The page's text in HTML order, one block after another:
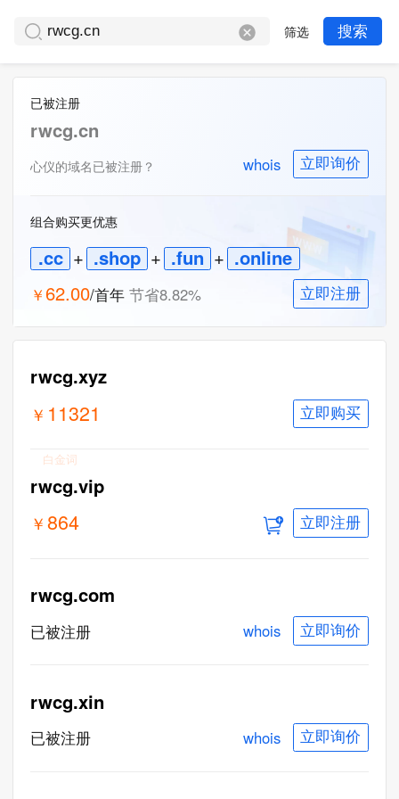
筛选 搜索
已被注册
rwcg.cn
心仪的域名已被注册？ whois 立即询价
组合购买更优惠
.cc + .shop + .fun + .online
￥62.00/首年 节省8.82% 立即注册
rwcg.xyz
￥ 11321 立即购买
白金词
rwcg.vip
￥ 864 立即注册
rwcg.com
已被注册 whois 立即询价
rwcg.xin
已被注册 whois 立即询价